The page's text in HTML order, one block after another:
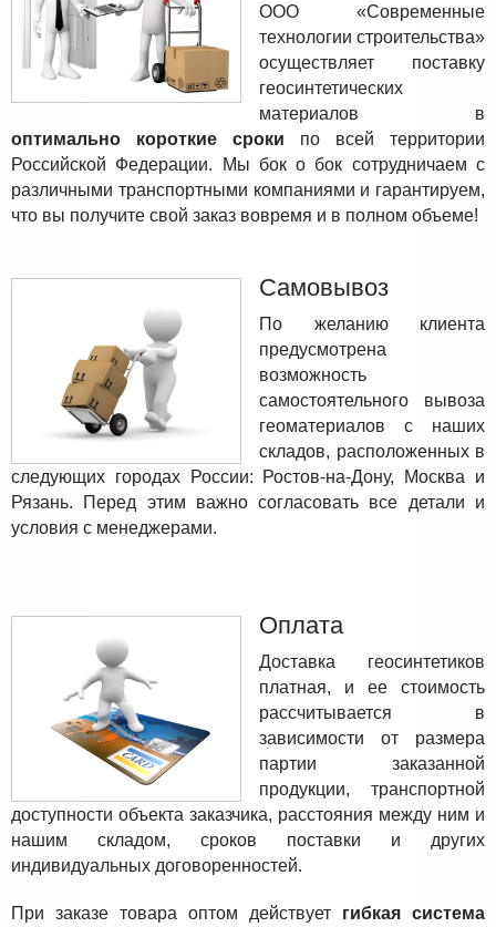
ООО «Современные
технологии строительства»
осуществляет поставку
геосинтетических
материалов в
оптимально короткие сроки по всей территории
Российской Федерации. Мы бок о бок сотрудничаем с
различными транспортными компаниями и гарантируем,
что вы получите свой заказ вовремя и в полном объеме!
Самовывоз
По желанию клиента
предусмотрена
возможность
самостоятельного вывоза
геоматериалов с наших
складов, расположенных в
следующих городах России: Ростов-на-Дону, Москва и
Рязань. Перед этим важно согласовать все детали и
условия с менеджерами.
Оплата
Доставка геосинтетиков
платная, и ее стоимость
рассчитывается в
зависимости от размера
партии заказанной
продукции, транспортной
доступности объекта заказчика, расстояния между ним и
нашим складом, сроков поставки и других
индивидуальных договоренностей.
При заказе товара оптом действует гибкая система